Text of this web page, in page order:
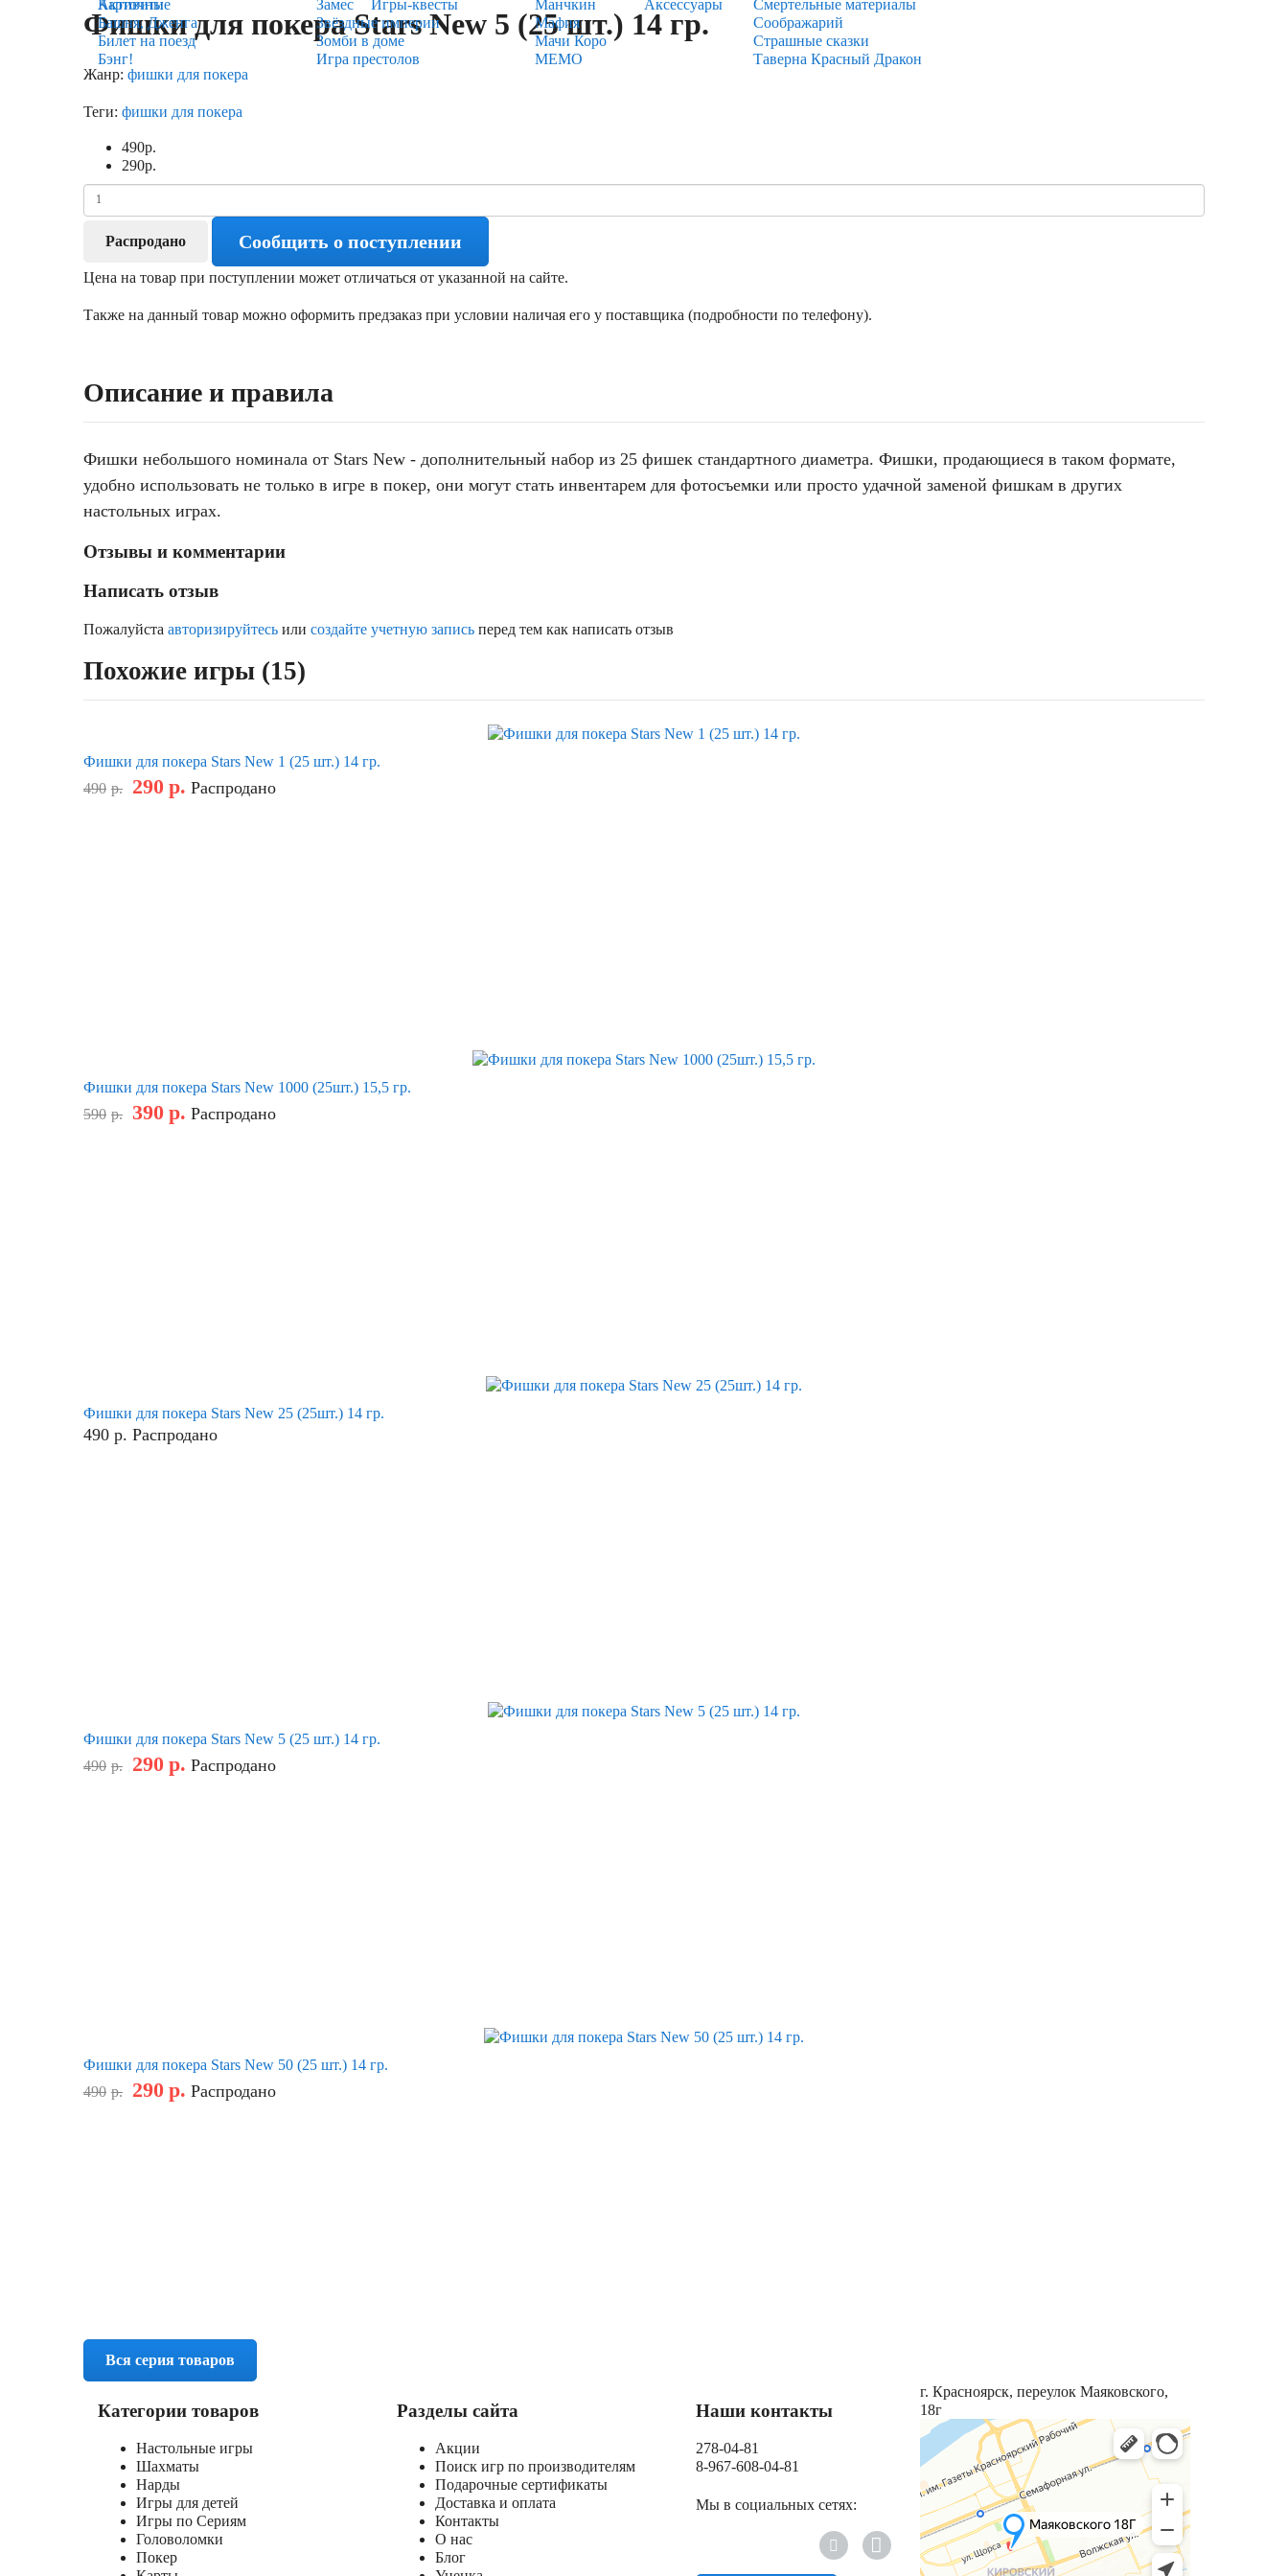
Карточные
Игры-квесты
Аксессуары
Активити
Башня, Дженга
Билет на поезд
Бэнг!
Замес
Звёздные империи
Зомби в доме
Игра престолов
Манчкин
Мафия
Мачи Коро
МЕМО
Смертельные материалы
Соображарий
Страшные сказки
Таверна Красный Дракон
Фишки для покера Stars New 5 (25 шт.) 14 гр.
Жанр: фишки для покера
Теги: фишки для покера
490р.
290р.
Распродано Сообщить о поступлении
Цена на товар при поступлении может отличаться от указанной на сайте.
Также на данный товар можно оформить предзаказ при условии наличая его у поставщика (подробности по телефону).
Описание и правила
Фишки небольшого номинала от Stars New - дополнительный набор из 25 фишек стандартного диаметра. Фишки, продающиеся в таком формате,
удобно использовать не только в игре в покер, они могут стать инвентарем для фотосъемки или просто удачной заменой фишкам в других
настольных играх.
Отзывы и комментарии
Написать отзыв
Пожалуйста авторизируйтесь или создайте учетную запись перед тем как написать отзыв
Похожие игры (15)
Фишки для покера Stars New 1 (25 шт.) 14 гр.
490 р. 290 р. Распродано
Фишки для покера Stars New 1000 (25шт.) 15,5 гр.
590 р. 390 р. Распродано
Фишки для покера Stars New 25 (25шт.) 14 гр.
490 р. Распродано
Фишки для покера Stars New 5 (25 шт.) 14 гр.
490 р. 290 р. Распродано
Фишки для покера Stars New 50 (25 шт.) 14 гр.
490 р. 290 р. Распродано
Вся серия товаров
Категории товаров
Настольные игры
Шахматы
Нарды
Игры для детей
Игры по Сериям
Головоломки
Покер
Разделы сайта
Акции
Поиск игр по производителям
Подарочные сертификаты
Доставка и оплата
Контакты
О нас
Блог
Наши контакты
278-04-81
8-967-608-04-81
Мы в социальных сетях:
г. Красноярск, переулок Маяковского,
18г